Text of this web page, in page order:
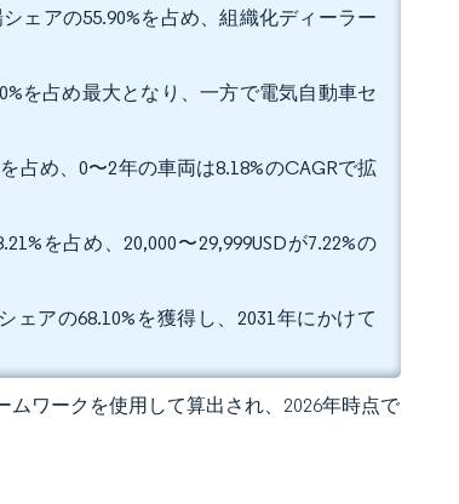
ェアの55.90%を占め、組織化ディーラー
を占め最大となり、一方で電気自動車セ
占め、0〜2年の車両は8.18%のCAGRで拡
を占め、20,000〜29,999USDが7.22%の
アの68.10%を獲得し、2031年にかけて
ワークを使用して算出され、2026年時点で